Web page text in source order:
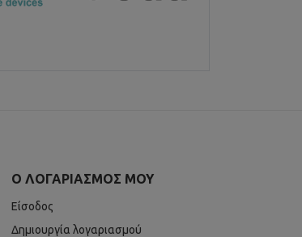
Ο ΛΟΓΑΡΙΑΣΜΌΣ ΜΟΥ
Είσοδος
Δημιουργία λογαριασμού